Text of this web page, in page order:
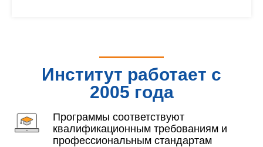
Институт работает с
2005 года
Программы соответствуют
квалификационным требованиям и
профессиональным стандартам